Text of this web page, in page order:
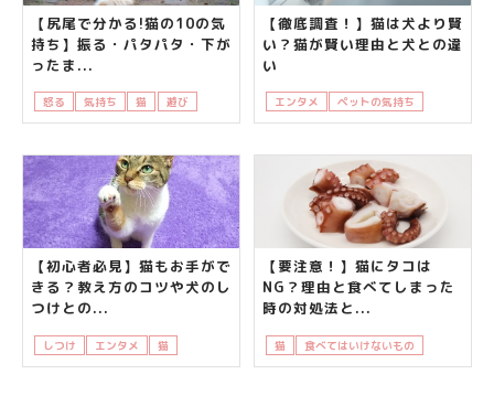
【尻尾で分かる!猫の10の気
持ち】振る・パタパタ・下が
ったま...
怒る 気持ち 猫 遊び 飼い主さんの悩み
【徹底調査！】猫は犬より賢
い？猫が賢い理由と犬との違
い
エンタメ ペットの気持ち
【初心者必見】猫もお手がで
きる？教え方のコツや犬のし
つけとの...
しつけ エンタメ 猫 飼い主さんの悩み
【要注意！】猫にタコは
NG？理由と食べてしまった
時の対処法と...
猫 食べてはいけないもの